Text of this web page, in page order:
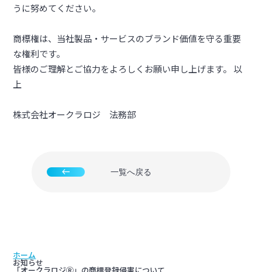
うに努めてください。
商標権は、当社製品・サービスのブランド価値を守る重要
な権利です。
皆様のご理解とご協力をよろしくお願い申し上げます。 以
上
株式会社オークラロジ 法務部
一覧へ戻る
west
ホーム
お知らせ